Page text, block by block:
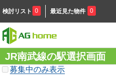
検討リスト 0 最近見た物件 0
JR南武線の駅選択画面
募集中のみ表示